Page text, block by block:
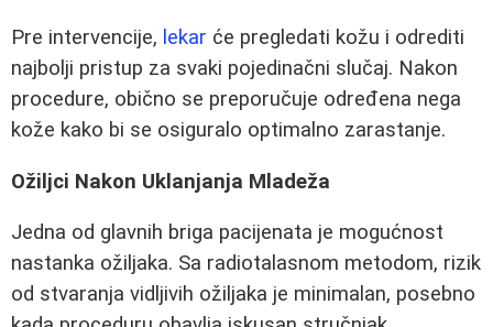
Pre intervencije, lekar će pregledati kožu i odrediti
najbolji pristup za svaki pojedinačni slučaj. Nakon
procedure, obično se preporučuje određena nega
kože kako bi se osiguralo optimalno zarastanje.
Ožiljci Nakon Uklanjanja Mladeža
Jedna od glavnih briga pacijenata je mogućnost
nastanka ožiljaka. Sa radiotalasnom metodom, rizik
od stvaranja vidljivih ožiljaka je minimalan, posebno